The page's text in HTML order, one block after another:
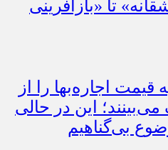
تا «بازآفرینی
اجاره‌بها را از
این در حالی
بی‌گناهیم